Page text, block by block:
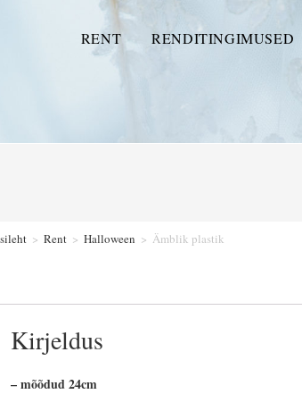
RENT RENDITINGIMUSED
> Rent > Halloween > Ämblik plastik
Kirjeldus
– mõõdud 24cm